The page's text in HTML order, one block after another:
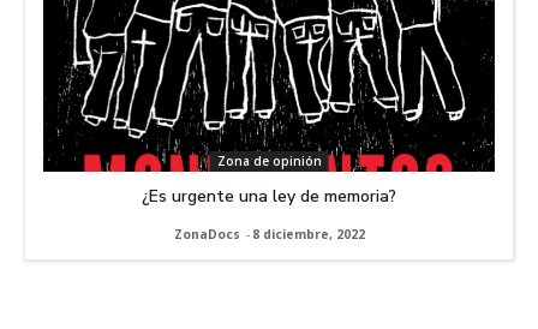
Zona de opinión
¿Es urgente una ley de memoria?
ZonaDocs - 8 diciembre, 2022